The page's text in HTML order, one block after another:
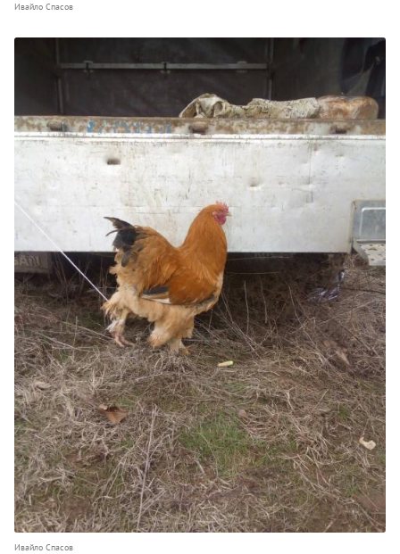
Ивайло Спасов
Ивайло Спасов